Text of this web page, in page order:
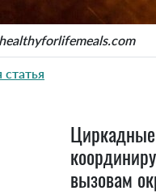
вызовам